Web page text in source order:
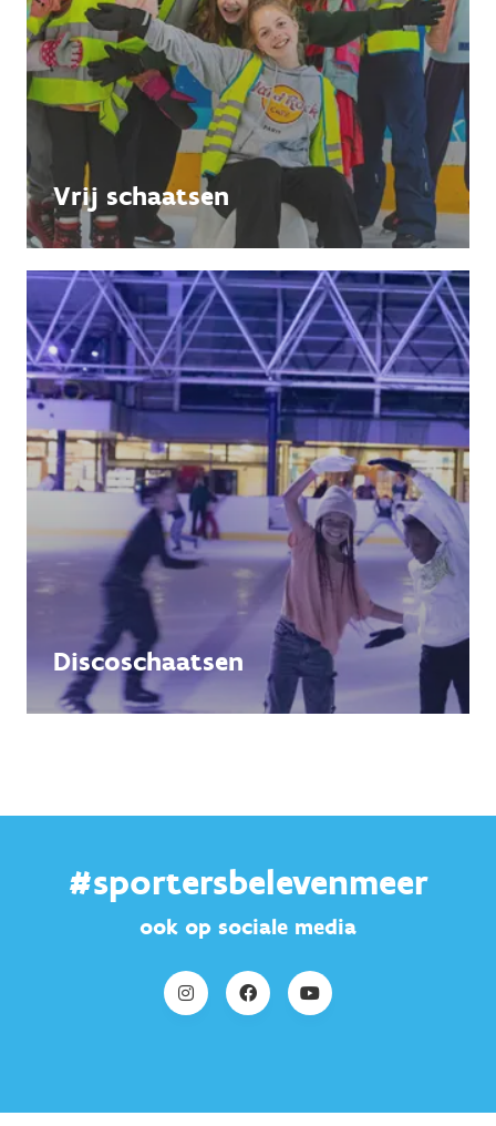
Vrij schaatsen
Discoschaatsen
#sportersbelevenmeer
ook op sociale media